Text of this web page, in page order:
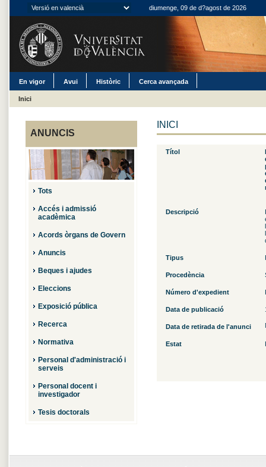
diumenge, 09 de d?agost de 2026
En vigor Avui Històric Cerca avançada
Inici
ANUNCIS
Tots
Accés i admissió
acadèmica
Acords òrgans de Govern
Anuncis
Beques i ajudes
Eleccions
Exposició pública
Recerca
Normativa
Personal d'administració i
serveis
Personal docent i
investigador
Tesis doctorals
INICI
Títol
Descripció
Tipus
Procedència
Número d'expedient
Data de publicació
Data de retirada de l'anunci
Estat